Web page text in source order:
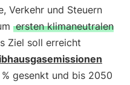
Verkehr und Steuern
ersten klimaneutralen
Ziel soll erreicht
gesenkt und bis 2050